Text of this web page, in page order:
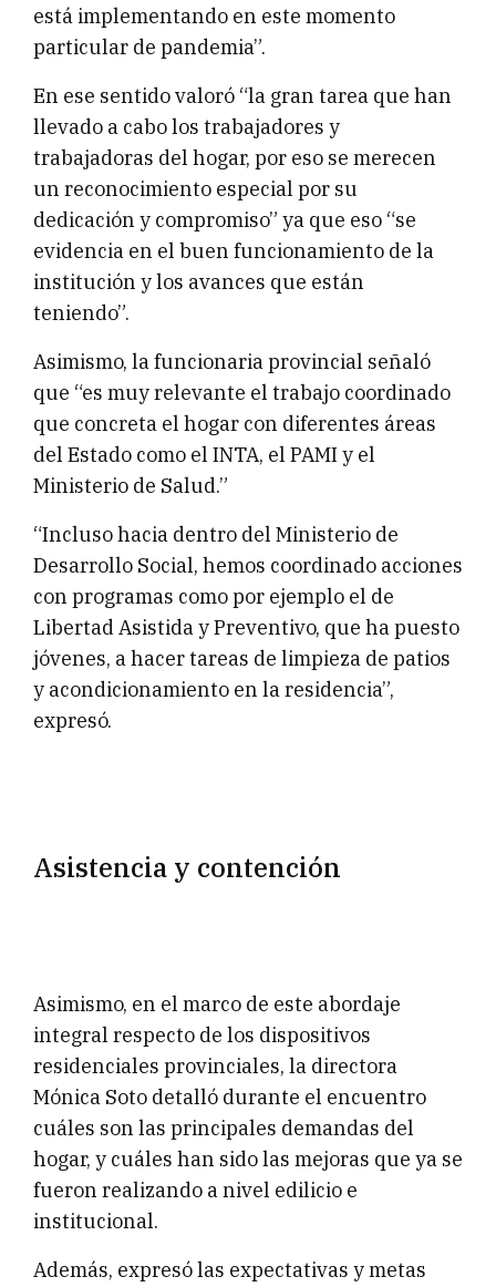
está implementando en este momento
particular de pandemia”.
En ese sentido valoró “la gran tarea que han
llevado a cabo los trabajadores y
trabajadoras del hogar, por eso se merecen
un reconocimiento especial por su
dedicación y compromiso” ya que eso “se
evidencia en el buen funcionamiento de la
institución y los avances que están
teniendo”.
Asimismo, la funcionaria provincial señaló
que “es muy relevante el trabajo coordinado
que concreta el hogar con diferentes áreas
del Estado como el INTA, el PAMI y el
Ministerio de Salud.”
“Incluso hacia dentro del Ministerio de
Desarrollo Social, hemos coordinado acciones
con programas como por ejemplo el de
Libertad Asistida y Preventivo, que ha puesto
jóvenes, a hacer tareas de limpieza de patios
y acondicionamiento en la residencia”,
expresó.
Asistencia y contención
Asimismo, en el marco de este abordaje
integral respecto de los dispositivos
residenciales provinciales, la directora
Mónica Soto detalló durante el encuentro
cuáles son las principales demandas del
hogar, y cuáles han sido las mejoras que ya se
fueron realizando a nivel edilicio e
institucional.
Además, expresó las expectativas y metas